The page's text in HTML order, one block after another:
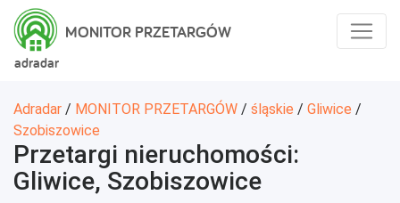
adradar
MONITOR PRZETARGÓW
Adradar / MONITOR PRZETARGÓW / śląskie / Gliwice /
Szobiszowice
Przetargi nieruchomości:
Gliwice, Szobiszowice